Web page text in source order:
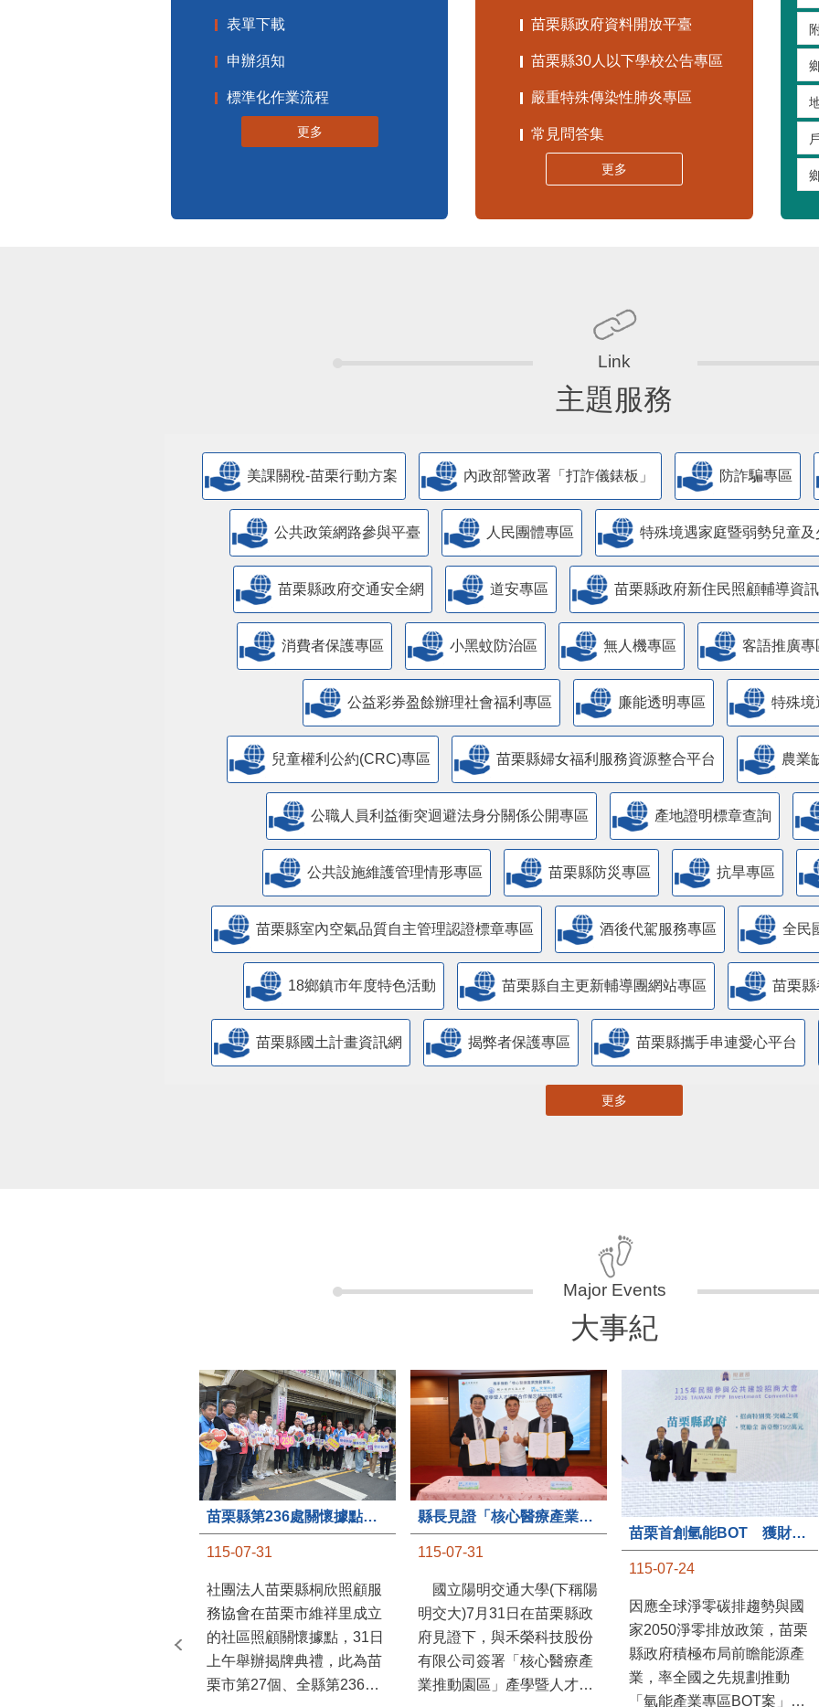
表單下載
申辦須知
標準化作業流程
更多
苗栗縣政府資料開放平臺
苗栗縣30人以下學校公告專區
嚴重特殊傳染性肺炎專區
常見問答集
更多
主題服務
美課關稅-苗栗行動方案 內政部警政署「打詐儀錶板」 防詐騙專區
公共政策網路參與平臺 人民團體專區 特殊境遇家庭暨弱勢兒童
苗栗縣政府交通安全網 道安專區 苗栗縣政府新住民照顧輔導資
消費者保護專區 小黑蚊防治區 無人機專區 客語推廣專
公益彩券盈餘辦理社會福利專區 廉能透明專區 特殊境
兒童權利公約(CRC)專區 苗栗縣婦女福利服務資源整合平台 農業
公職人員利益衝突迴避法身分關係公開專區 產地證明標章查詢
​公共設施維護管理情形專區 苗栗縣防災專區 抗旱專區
苗栗縣室內空氣品質自主管理認證標章專區 酒後代駕服務專區 全民
18鄉鎮市年度特色活動 苗栗縣自主更新輔導團網站專區 苗栗
苗栗縣國土計畫資訊網 揭弊者保護專區 苗栗縣攜手串連愛心平台
更多
大事紀
苗栗縣第236處關懷據點在苗栗市維祥里揭牌
115-07-31
社團法人苗栗縣桐欣照顧服
務協會在苗栗市維祥里成立
的社區照顧關懷據點，31日
上午舉辦揭牌典禮，此為苗
栗市第27個、全縣第236處
縣長見證「核心醫療產業推動園區」產學合作簽約儀式
115-07-31
國立陽明交通大學(下稱陽
明交大)7月31日在苗栗縣政
府見證下，與禾榮科技股份
有限公司簽署「核心醫療產
業推動園區」產學暨人才培
苗栗首創氫能BOT 獲財政部「突破之翼」肯定
115-07-24
因應全球淨零碳排趨勢與國
家2050淨零排放政策，苗栗
縣政府積極布局前瞻能源產
業，率全國之先規劃推動
「氫能產業專區BOT案」，